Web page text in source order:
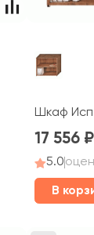
Шкаф
17 556
5.0
В